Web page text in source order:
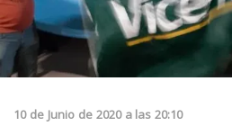
10 de Junio de 2020 a las 20:10